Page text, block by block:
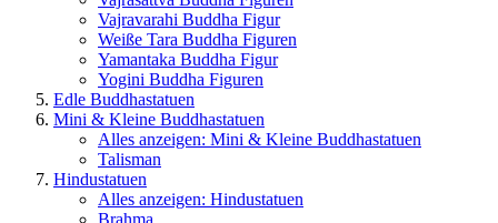
Vajravarahi Buddha Figur
Weiße Tara Buddha Figuren
Yamantaka Buddha Figur
Yogini Buddha Figuren
Edle Buddhastatuen
Mini & Kleine Buddhastatuen
Alles anzeigen: Mini & Kleine Buddhastatuen
Talisman
Hindustatuen
Alles anzeigen: Hindustatuen
Brahma